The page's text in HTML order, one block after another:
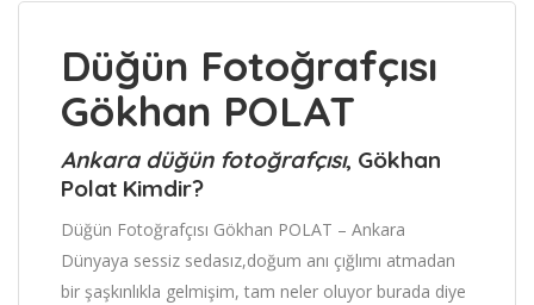
Düğün Fotoğrafçısı
Gökhan POLAT
Ankara düğün fotoğrafçısı, Gökhan
Polat Kimdir?
Düğün Fotoğrafçısı Gökhan POLAT – Ankara
Dünyaya sessiz sedasız,doğum anı çığlımı atmadan
bir şaşkınlıkla gelmişim, tam neler oluyor burada diye